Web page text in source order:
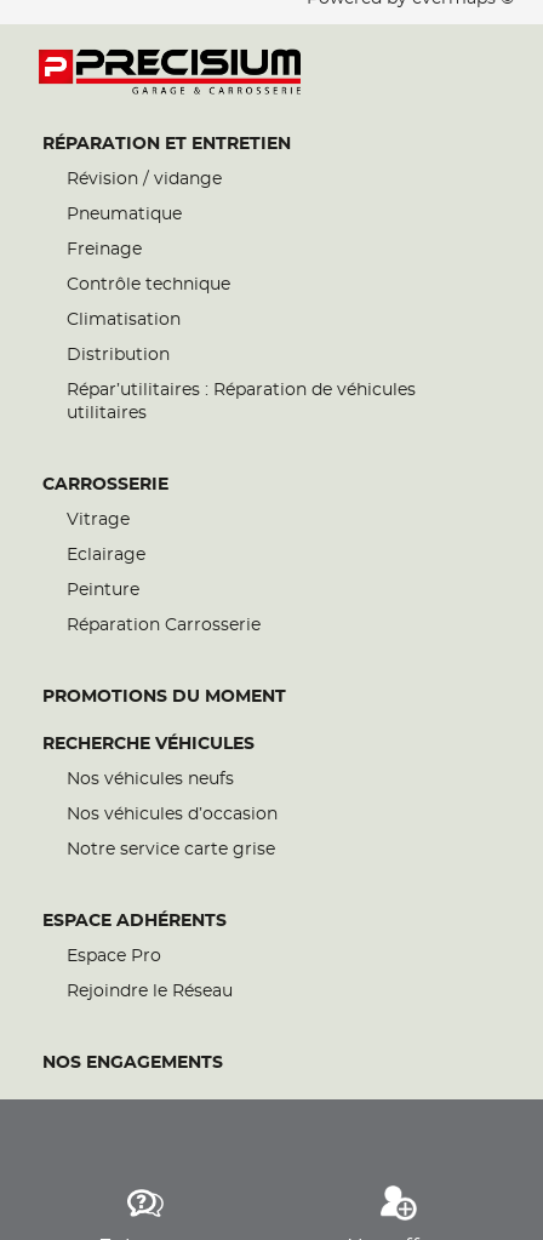
RÉPARATION ET ENTRETIEN
Révision / vidange
Pneumatique
Freinage
Contrôle technique
Climatisation
Distribution
Répar’utilitaires : Réparation de véhicules
utilitaires
CARROSSERIE
Vitrage
Eclairage
Peinture
Réparation Carrosserie
PROMOTIONS DU MOMENT
RECHERCHE VÉHICULES
Nos véhicules neufs
Nos véhicules d’occasion
Notre service carte grise
ESPACE ADHÉRENTS
Espace Pro
Rejoindre le Réseau
NOS ENGAGEMENTS